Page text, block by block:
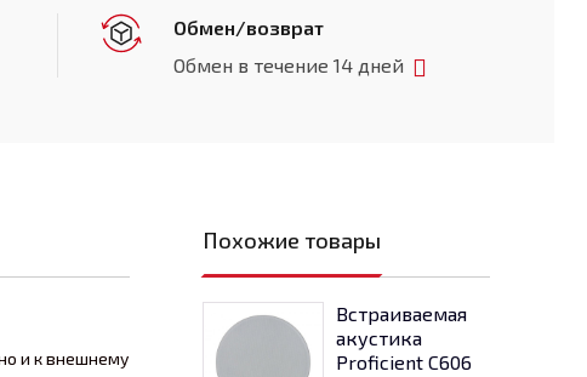
Обмен/возврат
Обмен в течение 14 дней
и к внешнему
Похожие товары
Встраиваемая
акустика
Proficient C606